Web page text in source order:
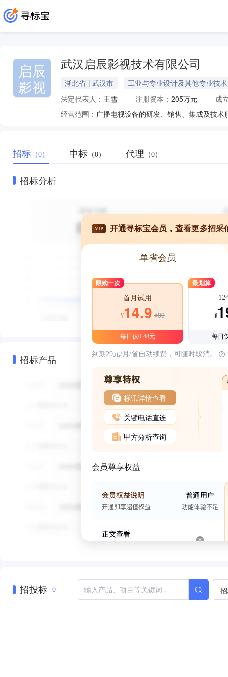
启辰
影视
武汉启辰影视技术有限公司
湖北省 | 武汉市
工业与专业设计及其他专业技
法定代表人： 王雪 注册资本： 205万元
成
经营范围：
招标 （0） 中标 （0） 代理 （0）
招标分析
招标产品
VIP 开通寻标宝会员，查看更多招采
单省会员
限购一次
首月试用
¥14.9 ¥39
每日仅0.48元
最划算
12
¥
每日
到期29元/月/省自动续费，可随时取消。
标讯详情查看
关键电话直连
甲方分析查询
会员尊享权益
招投标 0